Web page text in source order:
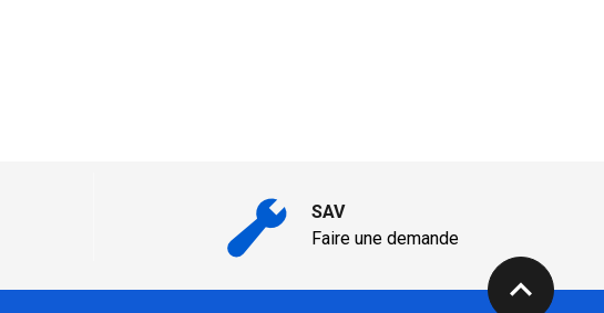
SAV
Faire une demande
expand_less